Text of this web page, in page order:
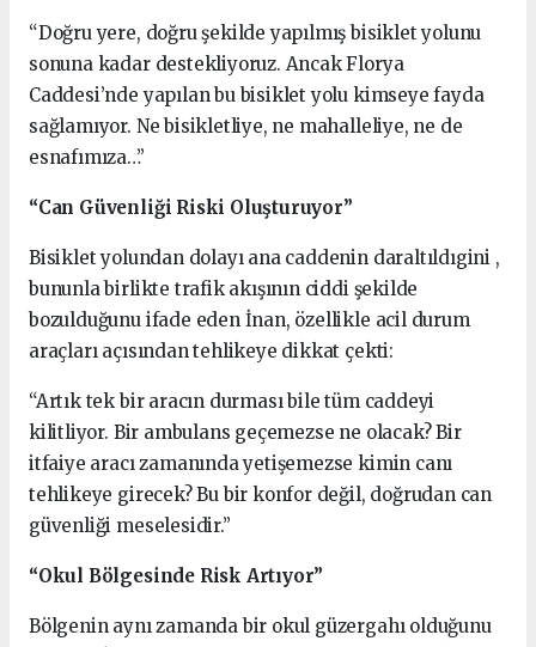
“Doğru yere, doğru şekilde yapılmış bisiklet yolunu
sonuna kadar destekliyoruz. Ancak Florya
Caddesi’nde yapılan bu bisiklet yolu kimseye fayda
sağlamıyor. Ne bisikletliye, ne mahalleliye, ne de
esnafımıza…”
“Can Güvenliği Riski Oluşturuyor”
Bisiklet yolundan dolayı ana caddenin daraltıldıgini ,
bununla birlikte trafik akışının ciddi şekilde
bozulduğunu ifade eden İnan, özellikle acil durum
araçları açısından tehlikeye dikkat çekti:
“Artık tek bir aracın durması bile tüm caddeyi
kilitliyor. Bir ambulans geçemezse ne olacak? Bir
itfaiye aracı zamanında yetişemezse kimin canı
tehlikeye girecek? Bu bir konfor değil, doğrudan can
güvenliği meselesidir.”
“Okul Bölgesinde Risk Artıyor”
Bölgenin aynı zamanda bir okul güzergahı olduğunu